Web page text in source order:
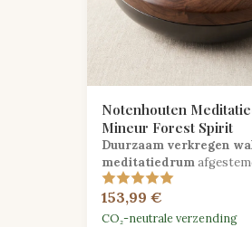
Notenhouten
Mineur Forest Spirit
Duurzaam verkregen
meditatiedrum
mineur, levert diepe,
perfect voor reflectieve
153,99 €
CO₂-neutrale verzending